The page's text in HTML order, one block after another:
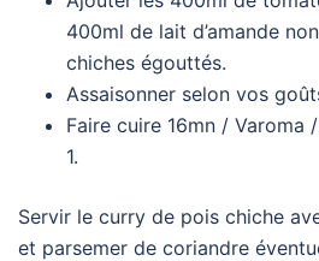
400ml de lait d’amande
chiches égouttés.
Assaisonner selon vos
Faire cuire 16mn / Varoma
1.
Servir le curry de pois chiche
et parsemer de coriandre